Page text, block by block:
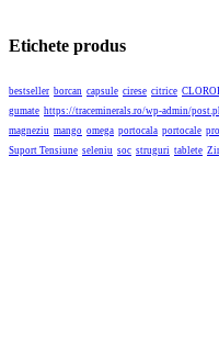
Etichete produs
bestseller borcan capsule cirese citrice
gumate https://traceminerals.ro/wp-admin/
magneziu mango omega portocala portocale
Suport Tensiune seleniu soc struguri tablete